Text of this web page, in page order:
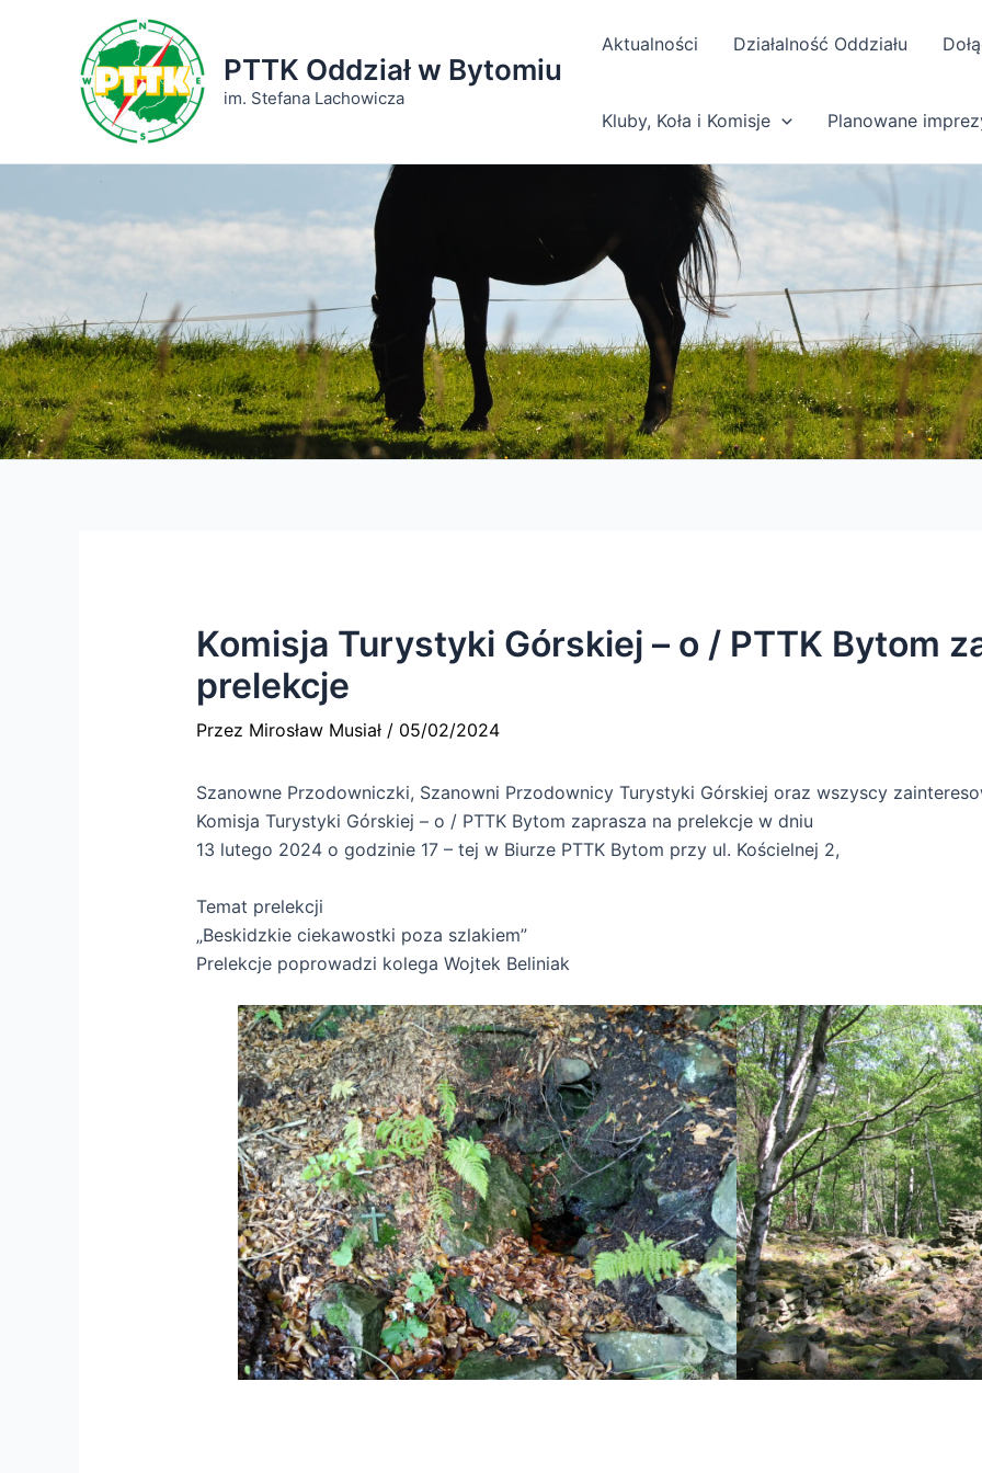
PTTK Oddział w Bytomiu
im. Stefana Lachowicza
Aktualności Działalność Oddziału
Kluby, Koła i Komisje Planowane
Komisja Turystyki Górskiej – o / PTTK Bytom
prelekcje
Przez Mirosław Musiał / 05/02/2024
Szanowne Przodowniczki, Szanowni Przodownicy Turystyki Górskiej oraz wszyscy
Komisja Turystyki Górskiej – o / PTTK Bytom zaprasza na prelekcje w dniu
13 lutego 2024 o godzinie 17 – tej w Biurze PTTK Bytom przy ul. Kościelnej 2,
Temat prelekcji
„Beskidzkie ciekawostki poza szlakiem”
Prelekcje poprowadzi kolega Wojtek Beliniak